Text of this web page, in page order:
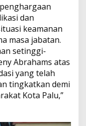
dan
keamanan
masa jabatan.
setinggi-
Abrahams atas
yang telah
tingkatkan demi
Kota Palu,”